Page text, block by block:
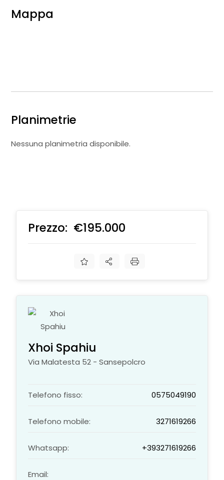
Mappa
Planimetrie
Nessuna planimetria disponibile.
Prezzo: €195.000
Xhoi Spahiu
Via Malatesta 52 - Sansepolcro
Telefono fisso: 0575049190
Telefono mobile: 3271619266
Whatsapp: +393271619266
Email: